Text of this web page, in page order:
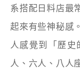
系搭配日料店最
起來有些神秘感
人感覺到「歷史
人、六人、八人